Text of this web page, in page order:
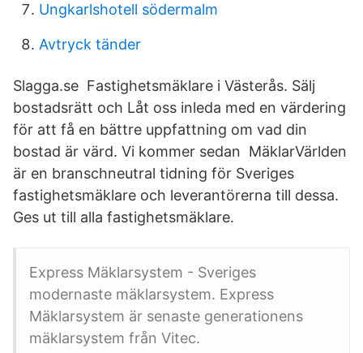
Ungkarlshotell södermalm
Avtryck tänder
Slagga.se Fastighetsmäklare i Västerås. Sälj
bostadsrätt och Låt oss inleda med en värdering
för att få en bättre uppfattning om vad din
bostad är värd. Vi kommer sedan MäklarVärlden
är en branschneutral tidning för Sveriges
fastighetsmäklare och leverantörerna till dessa.
Ges ut till alla fastighetsmäklare.
Express Mäklarsystem - Sveriges
modernaste mäklarsystem. Express
Mäklarsystem är senaste generationens
mäklarsystem från Vitec.